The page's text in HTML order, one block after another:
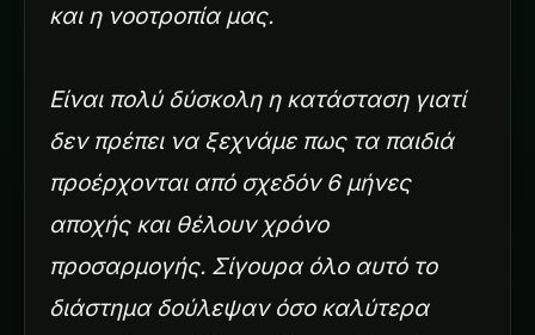
και η νοοτροπία μας.
Είναι πολύ δύσκολη η κατάσταση γιατί
δεν πρέπει να ξεχνάμε πως τα παιδιά
προέρχονται από σχεδόν 6 μήνες
αποχής και θέλουν χρόνο
προσαρμογής. Σίγουρα όλο αυτό το
διάστημα δούλεψαν όσο καλύτερα